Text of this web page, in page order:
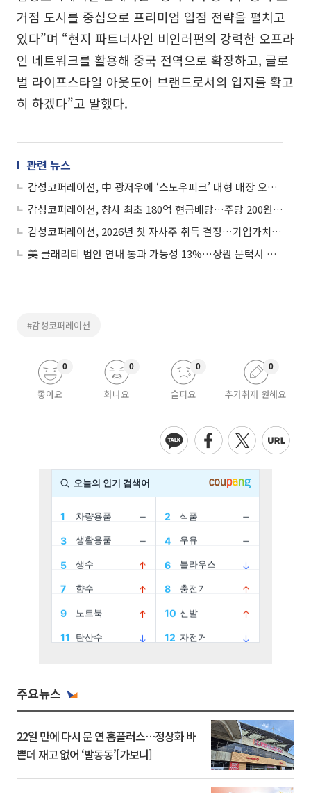
거점 도시를 중심으로 프리미엄 입점 전략을 펼치고
있다”며 “현지 파트너사인 비인러펀의 강력한 오프라
인 네트워크를 활용해 중국 전역으로 확장하고, 글로
벌 라이프스타일 아웃도어 브랜드로서의 입지를 확고
히 하겠다”고 말했다.
관련 뉴스
감성코퍼레이션, 中 광저우에 ‘스노우피크’ 대형 매장 오픈…글로벌 영토 확장 가속
감성코퍼레이션, 창사 최초 180억 현금배당…주당 200원ㆍ배당성향 50% 돌파
감성코퍼레이션, 2026년 첫 자사주 취득 결정…기업가치 제고 계획 이행 지속
美 클래리티 법안 연내 통과 가능성 13%…상원 문턱서 제동
#감성코퍼레이션
좋아요
0
화나요
0
슬퍼요
0
추가취재 원해요
0
주요뉴스
22일 만에 다시 문 연 홈플러스…정상화 바
쁜데 재고 없어 ‘발동동’[가보니]